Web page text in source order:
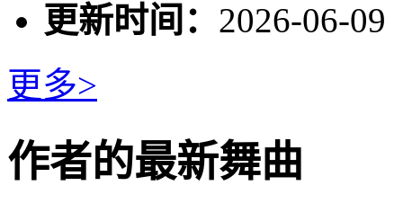
更新时间： 2026-06-09
更多>
作者的最新舞曲